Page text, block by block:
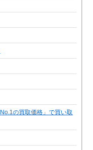
の買取価格」で買い取